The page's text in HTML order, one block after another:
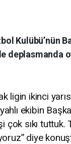
Kulübü’nün
deplasmanda
ligin ikinci
ekibin
çok sıkı
diye